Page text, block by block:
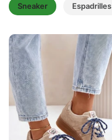
Sneaker Espadrilles